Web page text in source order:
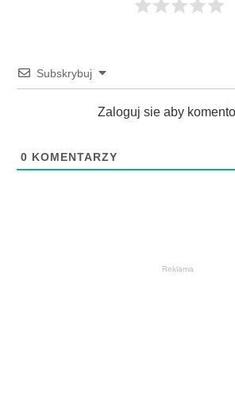
Subskrybuj
Zaloguj sie aby
0 KOMENTARZY
Reklama